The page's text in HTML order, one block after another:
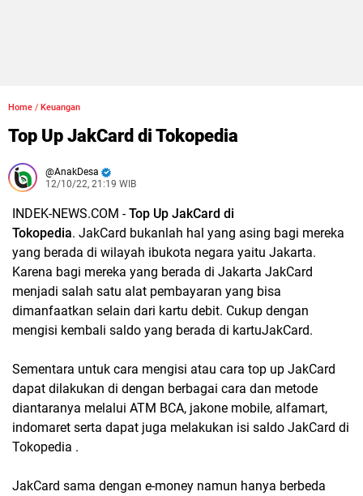
Home / Keuangan
Top Up JakCard di Tokopedia
AnakDesa
12/10/22, 21:19 WIB
INDEK-NEWS.COM -Top Up JakCard di
Tokopedia. JakCard bukanlah hal yang asing bagi mereka
yang berada di wilayah ibukota negara yaitu Jakarta.
Karena bagi mereka yang berada di Jakarta JakCard
menjadi salah satu alat pembayaran yang bisa
dimanfaatkan selain dari kartu debit. Cukup dengan
mengisi kembali saldo yang berada di kartuJakCard.
Sementara untuk cara mengisi atau cara top up JakCard
dapat dilakukan di dengan berbagai cara dan metode
diantaranya melalui ATM BCA, jakone mobile, alfamart,
indomaret serta dapat juga melakukan isi saldo JakCard di
Tokopedia .
JakCard sama dengan e-money namun hanya berbeda